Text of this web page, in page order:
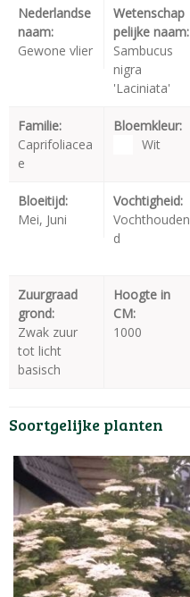
Nederlandse
naam:
Gewone vlier
Wetenschap
pelijke naam:
Sambucus
nigra
'Laciniata'
Familie:
Caprifoliacea
e
Bloemkleur:
Wit
Bloeitijd:
Mei, Juni
Vochtigheid:
Vochthouden
d
Zuurgraad
grond:
Zwak zuur
tot licht
basisch
Hoogte in
CM:
1000
Soortgelijke planten